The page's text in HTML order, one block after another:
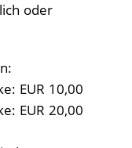
oder
EUR 10,00
EUR 20,00